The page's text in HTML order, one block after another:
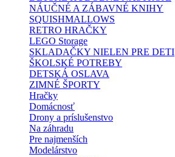
NÁUČNÉ A ZÁBAVNÉ KNIHY
SQUISHMALLOWS
RETRO HRAČKY
LEGO Storage
SKLADAČKY NIELEN PRE DETI
ŠKOLSKÉ POTREBY
DETSKÁ OSLAVA
ZIMNÉ ŠPORTY
Hračky
Domácnosť
Drony a príslušenstvo
Na záhradu
Pre najmenších
Modelárstvo